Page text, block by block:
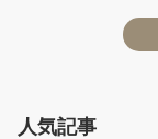
人気記事